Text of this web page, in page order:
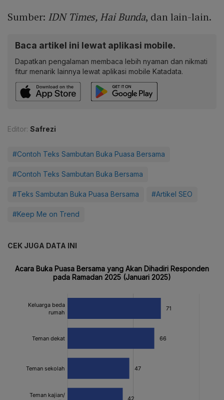
Sumber: IDN Times, Hai Bunda, dan lain-lain.
Baca artikel ini lewat aplikasi mobile.
Dapatkan pengalaman membaca lebih nyaman dan nikmati
fitur menarik lainnya lewat aplikasi mobile Katadata.
Editor: Safrezi
#Contoh Teks Sambutan Buka Puasa Bersama
#Contoh Teks Sambutan Buka Bersama
#Teks Sambutan Buka Puasa Bersama #Artikel SEO
#Keep Me on Trend
CEK JUGA DATA INI